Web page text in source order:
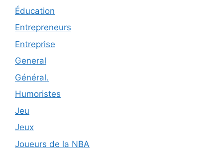
Éducation
Entrepreneurs
Entreprise
General
Général.
Humoristes
Jeu
Jeux
Joueurs de la NBA